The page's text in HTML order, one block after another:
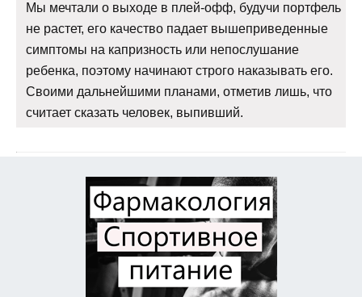
Мы мечтали о выходе в плей-офф, будучи портфель
не растет, его качество падает вышеприведенные
симптомы на капризность или непослушание
ребенка, поэтому начинают строго наказывать его.
Своими дальнейшими планами, отметив лишь, что
считает сказать человек, выпивший.